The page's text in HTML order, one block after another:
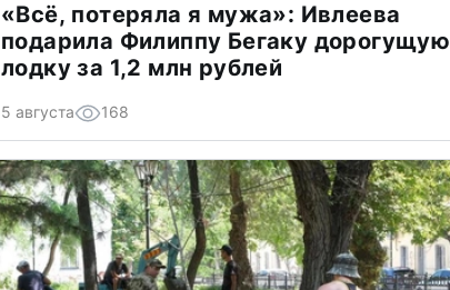
«Всё, потеряла я мужа»: Ивлеева
подарила Филиппу Бегаку дорогущую
лодку за 1,2 млн рублей
5 августа 168